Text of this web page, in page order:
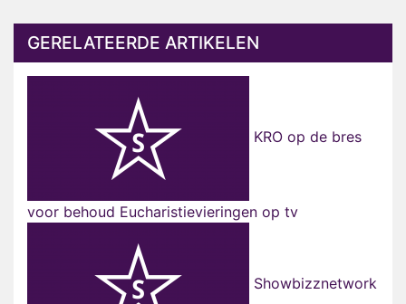
GERELATEERDE ARTIKELEN
KRO op de bres
voor behoud Eucharistievieringen op tv
Showbizznetwork